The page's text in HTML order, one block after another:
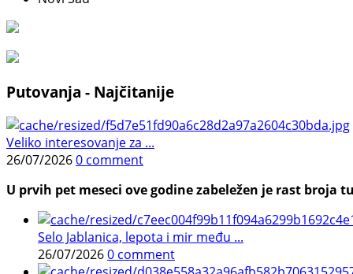
Putovanja - Najčitanije
Veliko interesovanje za ...
26/07/20260 comment
U prvih pet meseci ove godine zabeležen je rast
Selo Jablanica, lepota i mir među ...
26/07/20260 comment